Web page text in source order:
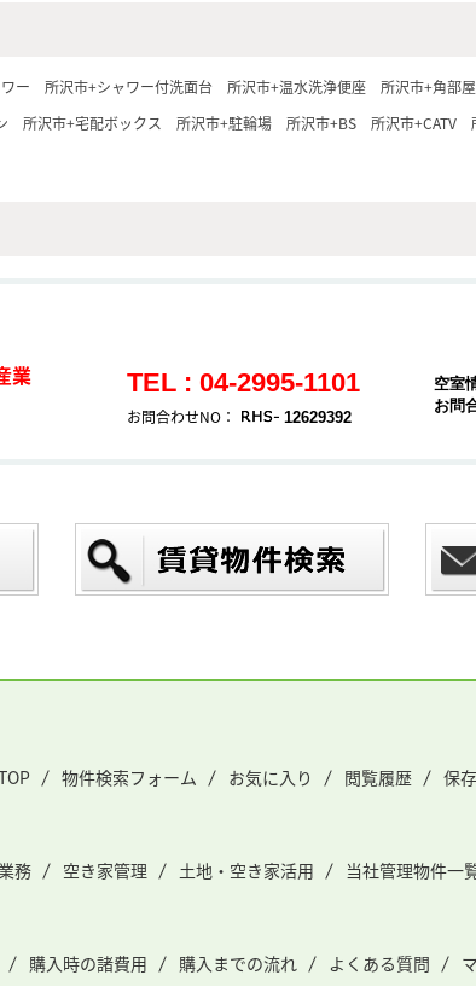
ー 所沢市+シャワー付洗面台 所沢市+温水洗浄便座 所沢市+角部屋
所沢市+宅配ボックス 所沢市+駐輪場 所沢市+BS 所沢市+CATV
業 TEL : 04-2995-1101
お問合わせNO： 12629392
空室
お問
物件検索フォーム お気に入り 閲覧履歴 保
務 空き家管理 土地・空き家活用 当社管理物件一
購入時の諸費用 購入までの流れ よくある質問